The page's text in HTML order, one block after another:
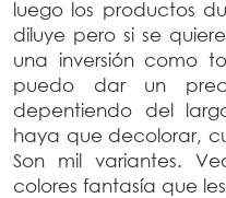
luego los productos
diluye pero si se
una inversión como
puedo dar un
depentiendo del
haya que decolorar,
Son mil variantes.
colores fantasía que